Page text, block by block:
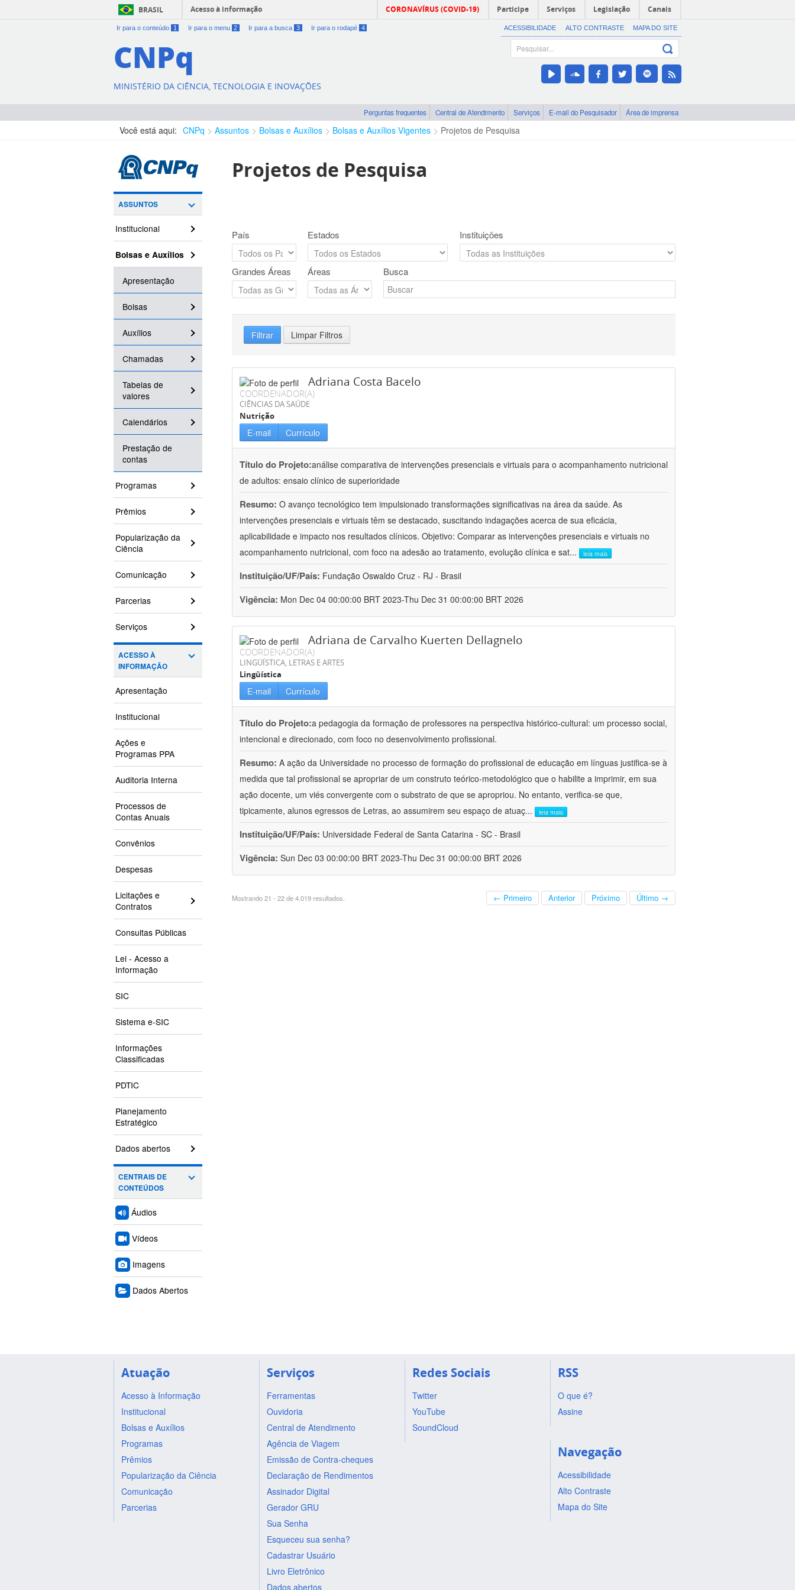
BRASIL Acesso à informação CORONAVÍRUS (COVID-19) Participe Serviços Legislação Canais
Ir para o conteúdo 1 Ir para o menu 2 Ir para a busca 3 Ir para o rodapé 4 ACESSIBILIDADE ALTO CONTRASTE MAPA DO SITE
CNPq
MINISTÉRIO DA CIÊNCIA, TECNOLOGIA E INOVAÇÕES
Perguntas frequentes Central de Atendimento Serviços E-mail do Pesquisador Área de imprensa
Você está aqui: CNPq Assuntos Bolsas e Auxílios Bolsas e Auxílios Vigentes Projetos de Pesquisa
ASSUNTOS
Institucional
Bolsas e Auxílios
Apresentação
Bolsas
Auxílios
Chamadas
Tabelas de
valores
Calendários
Prestação de
contas
Programas
Prêmios
Popularização da
Ciência
Comunicação
Parcerias
Serviços
ACESSO À
INFORMAÇÃO
Apresentação
Institucional
Ações e
Programas PPA
Auditoria Interna
Processos de
Contas Anuais
Convênios
Despesas
Licitações e
Contratos
Consultas Públicas
Lei - Acesso a
Informação
SIC
Sistema e-SIC
Informações
Classificadas
PDTIC
Planejamento
Estratégico
Dados abertos
CENTRAIS DE
CONTEÚDOS
Áudios
Vídeos
Imagens
Dados Abertos
Projetos de Pesquisa
País Estados Instituições
Grandes Áreas Áreas Busca
Filtrar Limpar Filtros
Adriana Costa Bacelo
COORDENADOR(A)
CIÊNCIAS DA SAÚDE
Nutrição
E-mail Currículo
Título do Projeto:análise comparativa de intervenções presenciais e virtuais para o acompanhamento nutricional
de adultos: ensaio clínico de superioridade
Resumo: O avanço tecnológico tem impulsionado transformações significativas na área da saúde. As
intervenções presenciais e virtuais têm se destacado, suscitando indagações acerca de sua eficácia,
aplicabilidade e impacto nos resultados clínicos. Objetivo: Comparar as intervenções presenciais e virtuais no
acompanhamento nutricional, com foco na adesão ao tratamento, evolução clínica e sat... leia mais
Instituição/UF/País: Fundação Oswaldo Cruz - RJ - Brasil
Vigência: Mon Dec 04 00:00:00 BRT 2023-Thu Dec 31 00:00:00 BRT 2026
Adriana de Carvalho Kuerten Dellagnelo
COORDENADOR(A)
LINGÜÍSTICA, LETRAS E ARTES
Lingüística
E-mail Currículo
Título do Projeto:a pedagogia da formação de professores na perspectiva histórico-cultural: um processo social,
intencional e direcionado, com foco no desenvolvimento profissional.
Resumo: A ação da Universidade no processo de formação do profissional de educação em línguas justifica-se à
medida que tal profissional se apropriar de um construto teórico-metodológico que o habilite a imprimir, em sua
ação docente, um viés convergente com o substrato de que se apropriou. No entanto, verifica-se que,
tipicamente, alunos egressos de Letras, ao assumirem seu espaço de atuaç... leia mais
Instituição/UF/País: Universidade Federal de Santa Catarina - SC - Brasil
Vigência: Sun Dec 03 00:00:00 BRT 2023-Thu Dec 31 00:00:00 BRT 2026
Mostrando 21 - 22 de 4.019 resultados. ← Primeiro Anterior Próximo Último →
Atuação
Acesso à Informação
Institucional
Bolsas e Auxílios
Programas
Prêmios
Popularização da Ciência
Comunicação
Parcerias
Serviços
Ferramentas
Ouvidoria
Central de Atendimento
Agência de Viagem
Emissão de Contra-cheques
Declaração de Rendimentos
Assinador Digital
Gerador GRU
Sua Senha
Esqueceu sua senha?
Cadastrar Usuário
Livro Eletrônico
Dados abertos
Redes Sociais
Twitter
YouTube
SoundCloud
RSS
O que é?
Assine
Navegação
Acessibilidade
Alto Contraste
Mapa do Site